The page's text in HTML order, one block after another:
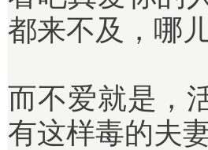
都来不及，哪
而不爱就是，
有这样毒的夫妻